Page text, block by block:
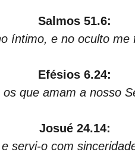
Salmos 51.6:
íntimo, e no oculto me
Efésios 6.24:
que amam a nosso
Josué 24.14:
servi-o com